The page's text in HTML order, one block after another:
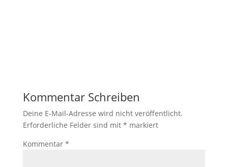
Kommentar Schreiben
Deine E-Mail-Adresse wird nicht veröffentlicht.
Erforderliche Felder sind mit * markiert
Kommentar *